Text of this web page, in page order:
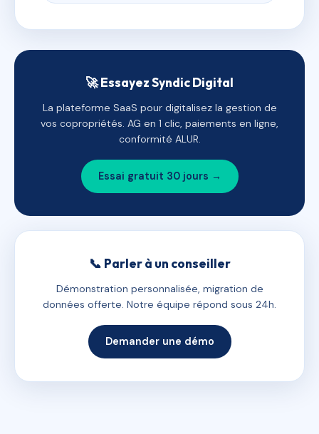
🚀 Essayez Syndic Digital
La plateforme SaaS pour digitalisez la gestion de
vos copropriétés. AG en 1 clic, paiements en ligne,
conformité ALUR.
Essai gratuit 30 jours →
📞 Parler à un conseiller
Démonstration personnalisée, migration de
données offerte. Notre équipe répond sous 24h.
Demander une démo